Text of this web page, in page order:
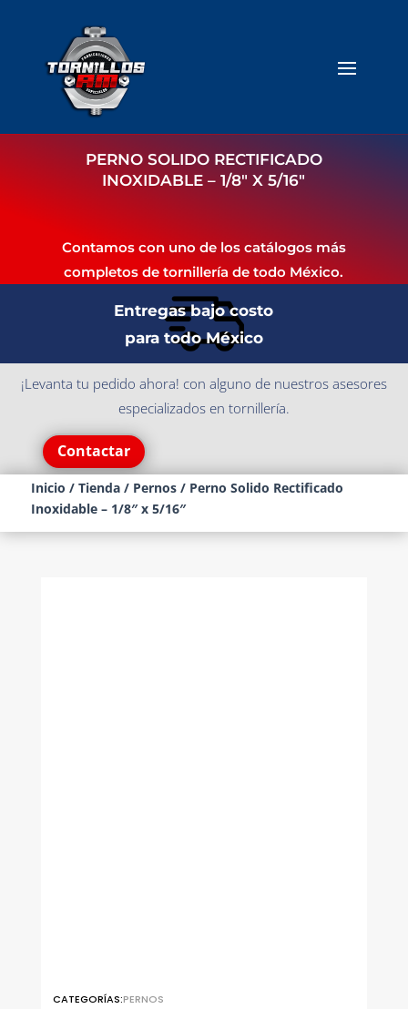
PERNO SOLIDO RECTIFICADO
INOXIDABLE – 1/8″ X 5/16″
Contamos con uno de los catálogos más
completos de tornillería de todo México.
Entregas bajo costo
para todo México
¡Levanta tu pedido ahora! con alguno de nuestros asesores
especializados en tornillería.
Contactar
Inicio / Tienda/ Pernos/ Perno Solido Rectificado
Inoxidable – 1/8″ x 5/16″
CATEGORÍAS:PERNOS